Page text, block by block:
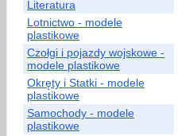
Literatura
Lotnictwo - modele
plastikowe
Czołgi i pojazdy wojskowe -
modele plastikowe
Okręty i Statki - modele
plastikowe
Samochody - modele
plastikowe